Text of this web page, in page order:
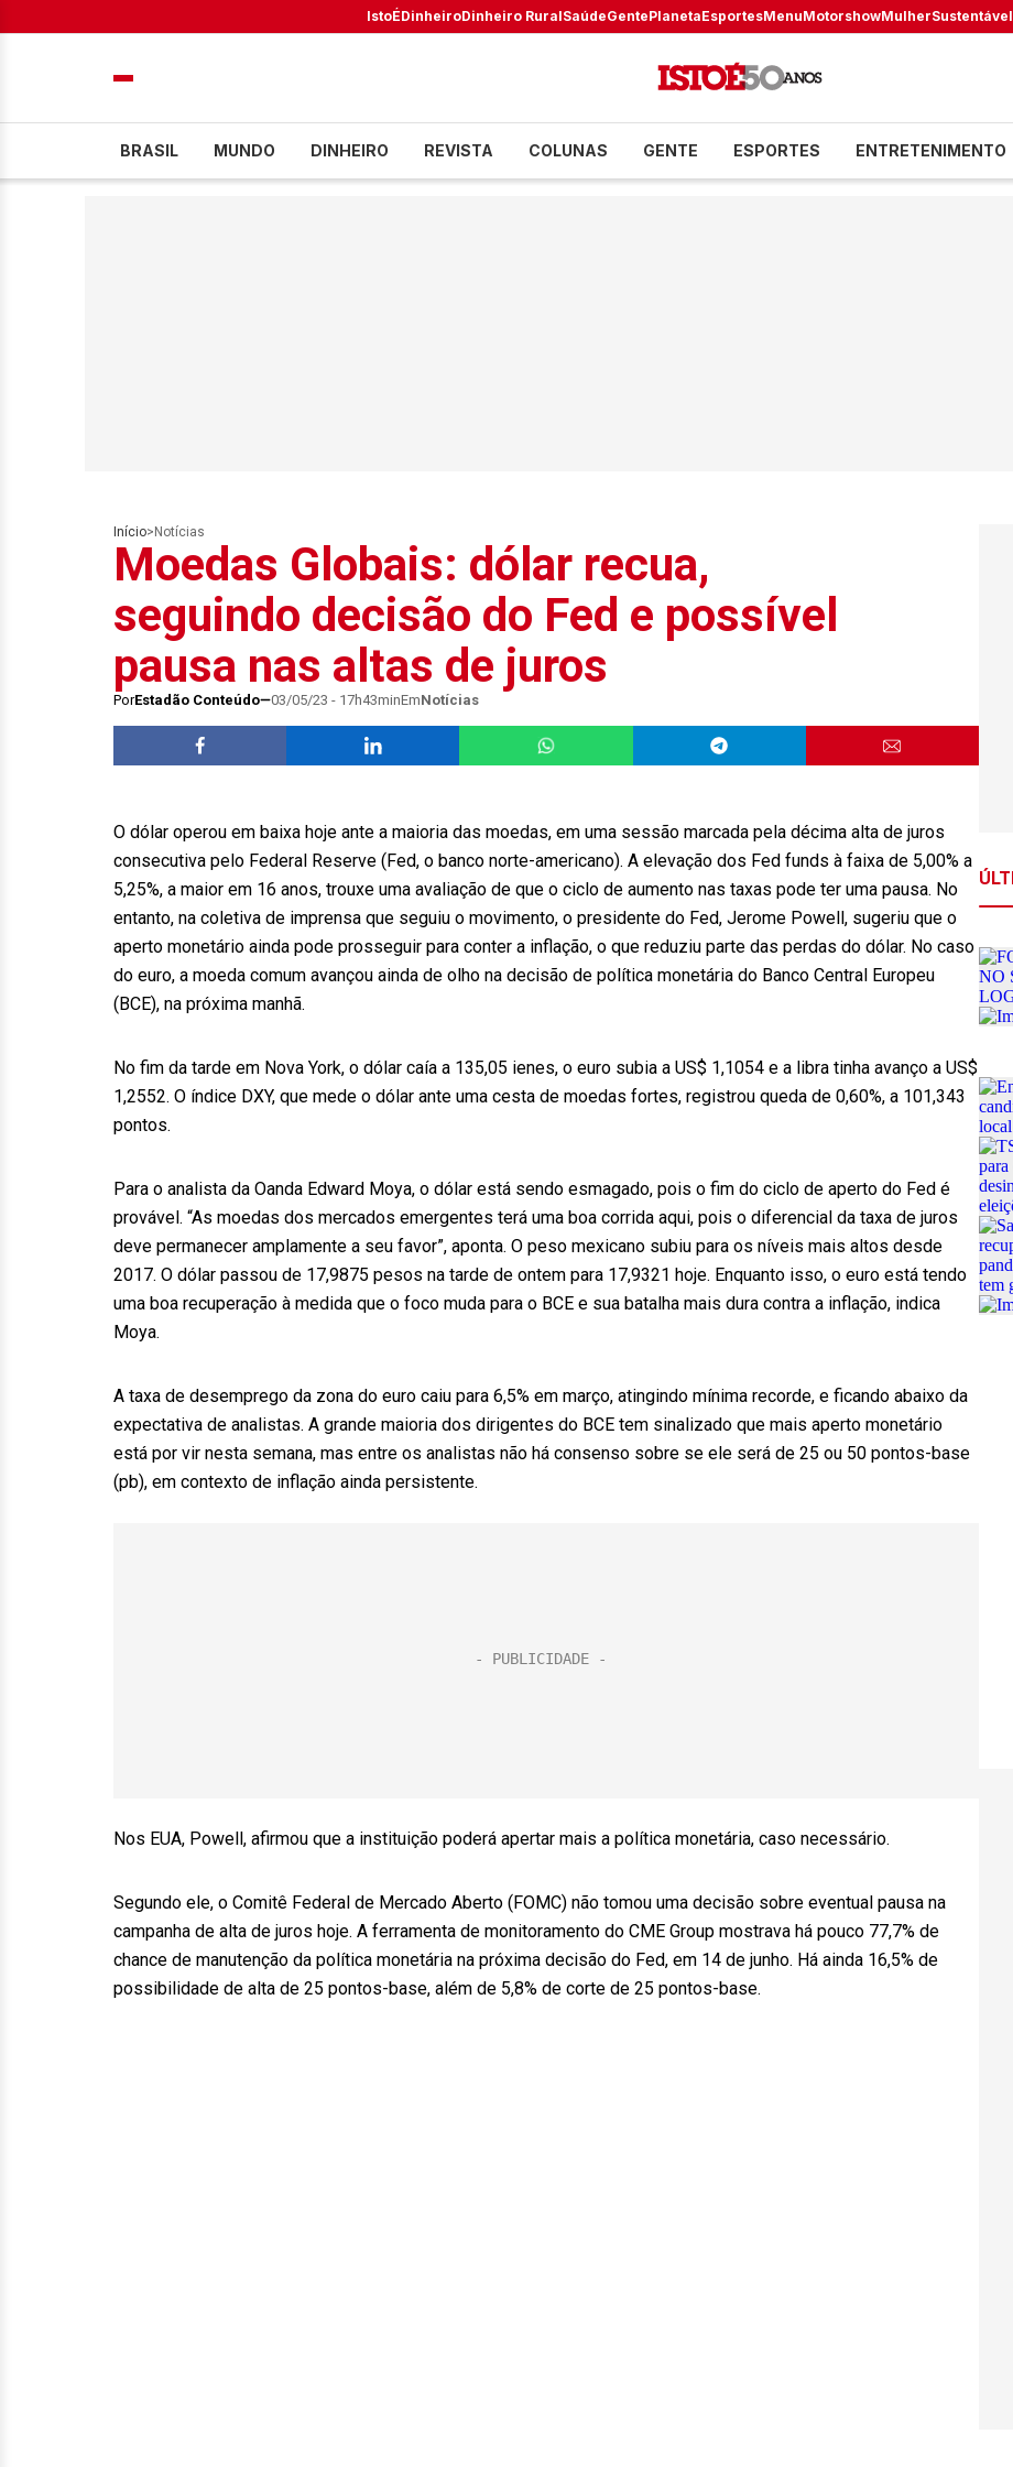
IstoÉDinheiroDinheiro RuralSaúdeGentePlanetaEsportesMenuMotorshowMulherSustentável
BRASIL MUNDO DINHEIRO REVISTA COLUNAS GENTE ESPORTES ENTRETENIMENTO
Início> Notícias
Moedas Globais: dólar recua,
seguindo decisão do Fed e possível
pausa nas altas de juros
PorEstadão Conteúdo 03/05/23 - 17h43minEmNotícias
O dólar operou em baixa hoje ante a maioria das moedas, em uma sessão marcada pela décima alta de juros
consecutiva pelo Federal Reserve (Fed, o banco norte-americano). A elevação dos Fed funds à faixa de 5,00% a
5,25%, a maior em 16 anos, trouxe uma avaliação de que o ciclo de aumento nas taxas pode ter uma pausa. No
entanto, na coletiva de imprensa que seguiu o movimento, o presidente do Fed, Jerome Powell, sugeriu que o
aperto monetário ainda pode prosseguir para conter a inflação, o que reduziu parte das perdas do dólar. No caso
do euro, a moeda comum avançou ainda de olho na decisão de política monetária do Banco Central Europeu
(BCE), na próxima manhã.
No fim da tarde em Nova York, o dólar caía a 135,05 ienes, o euro subia a US$ 1,1054 e a libra tinha avanço a US$
1,2552. O índice DXY, que mede o dólar ante uma cesta de moedas fortes, registrou queda de 0,60%, a 101,343
pontos.
Para o analista da Oanda Edward Moya, o dólar está sendo esmagado, pois o fim do ciclo de aperto do Fed é
provável. “As moedas dos mercados emergentes terá uma boa corrida aqui, pois o diferencial da taxa de juros
deve permanecer amplamente a seu favor”, aponta. O peso mexicano subiu para os níveis mais altos desde
2017. O dólar passou de 17,9875 pesos na tarde de ontem para 17,9321 hoje. Enquanto isso, o euro está tendo
uma boa recuperação à medida que o foco muda para o BCE e sua batalha mais dura contra a inflação, indica
Moya.
A taxa de desemprego da zona do euro caiu para 6,5% em março, atingindo mínima recorde, e ficando abaixo da
expectativa de analistas. A grande maioria dos dirigentes do BCE tem sinalizado que mais aperto monetário
está por vir nesta semana, mas entre os analistas não há consenso sobre se ele será de 25 ou 50 pontos-base
(pb), em contexto de inflação ainda persistente.
Nos EUA, Powell, afirmou que a instituição poderá apertar mais a política monetária, caso necessário.
Segundo ele, o Comitê Federal de Mercado Aberto (FOMC) não tomou uma decisão sobre eventual pausa na
campanha de alta de juros hoje. A ferramenta de monitoramento do CME Group mostrava há pouco 77,7% de
chance de manutenção da política monetária na próxima decisão do Fed, em 14 de junho. Há ainda 16,5% de
possibilidade de alta de 25 pontos-base, além de 5,8% de corte de 25 pontos-base.